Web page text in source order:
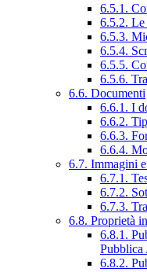
6.5.1.
6.5.2. Le
6.5.3.
6.5.4.
6.5.5.
6.5.6.
6.6. Documenti
6.6.1. I
6.6.2.
6.6.3.
6.6.4.
6.7. Immagini
6.7.1.
6.7.2.
6.7.3.
6.8. Proprietà
6.8.1.
Pubblica
6.8.2.